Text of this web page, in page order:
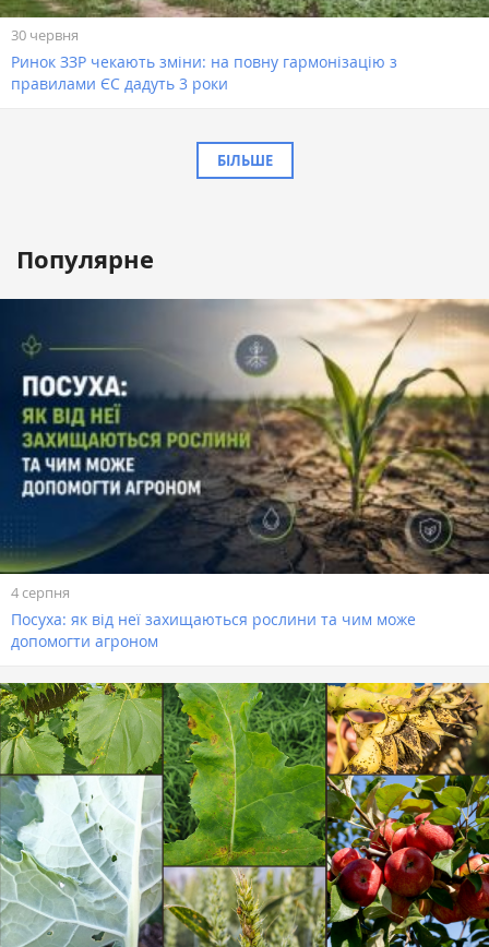
30 червня
Ринок ЗЗР чекають зміни: на повну гармонізацію з
правилами ЄС дадуть 3 роки
БІЛЬШЕ
Популярне
4 серпня
Посуха: як від неї захищаються рослини та чим може
допомогти агроном